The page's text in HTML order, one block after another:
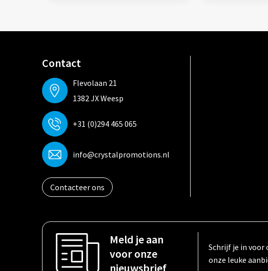
Contact
Flevolaan 21
1382 JX Weesp
+31 (0)294 465 065
info@crystalpromotions.nl
Contacteer ons
Meld je aan
voor onze
nieuwsbrief
Schrijf je in voor
onze leuke